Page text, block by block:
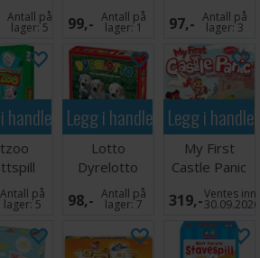
Antall på
lager:5
Brettspill
99,- Antall på
lager:1
Sporjakten
Brettspill
97,- Antall på
lager:3
handlekurven
Antall på
lager:5
Legg i handlekurven
Lotto
Dyrelotto
98,- Antall på
lager:7
Legg i
My First
Castle Panic
Brettspill
319,-Ventes inn
30.09.2026